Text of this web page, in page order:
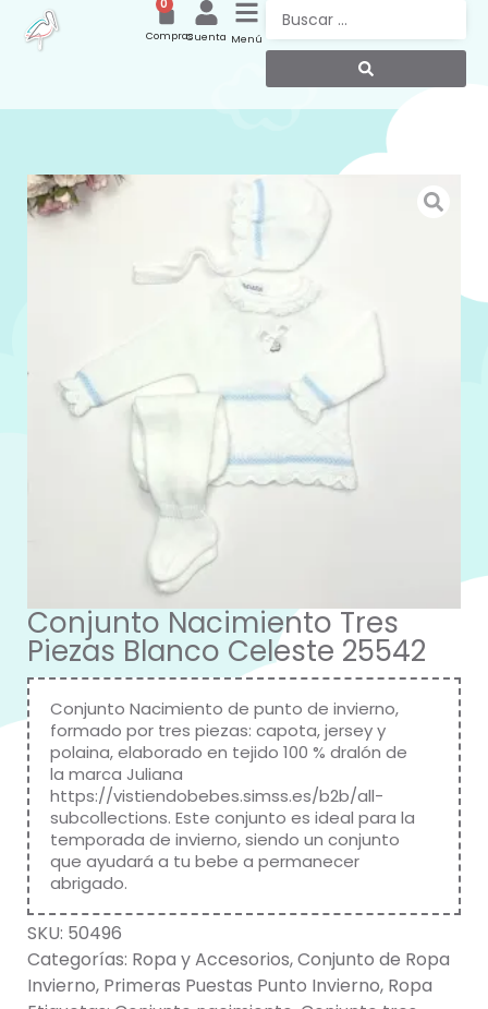
Menú
Cuenta
0
Compras
Conjunto Nacimiento Tres
Piezas Blanco Celeste 25542
Conjunto Nacimiento de punto de invierno,
formado por tres piezas: capota, jersey y
polaina, elaborado en tejido 100 % dralón de
la marca Juliana
https://vistiendobebes.simss.es/b2b/all-
subcollections. Este conjunto es ideal para la
temporada de invierno, siendo un conjunto
que ayudará a tu bebe a permanecer
abrigado.
SKU: 50496
Categorías: Ropa y Accesorios,Conjunto de Ropa
Invierno, Primeras Puestas Punto Invierno, Ropa